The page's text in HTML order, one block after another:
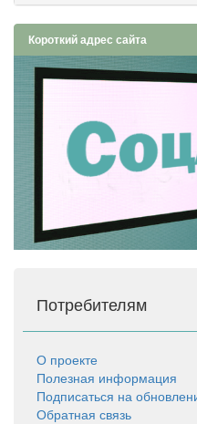
Короткий адрес сайта
Потребителям
О проекте
Полезная информация
Подписаться на
Обратная связь